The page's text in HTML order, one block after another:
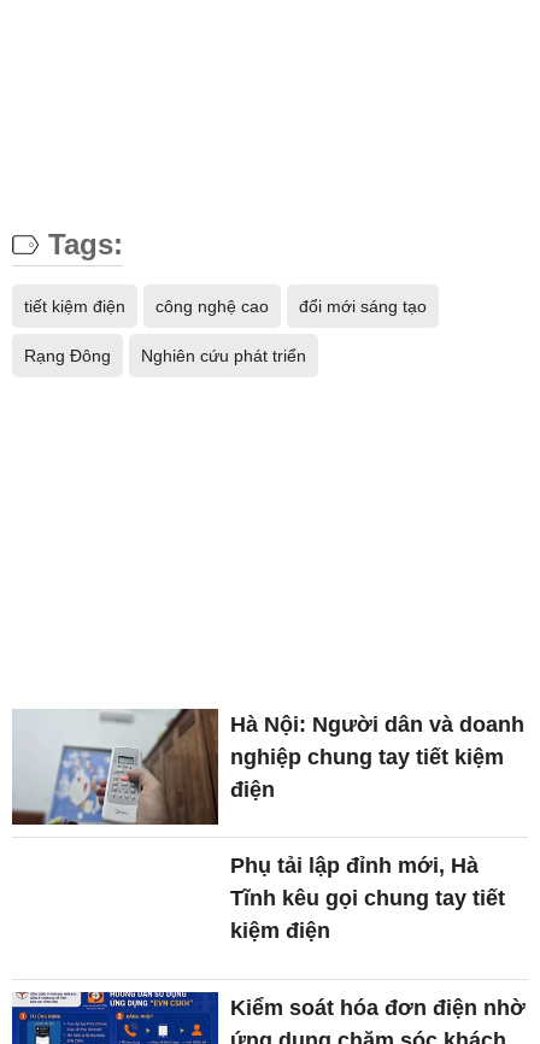
Tags:
tiết kiệm điện công nghệ cao đổi mới sáng tạo
Rạng Đông Nghiên cứu phát triển
Hà Nội: Người dân và doanh
nghiệp chung tay tiết kiệm
điện
Phụ tải lập đỉnh mới, Hà
Tĩnh kêu gọi chung tay tiết
kiệm điện
Kiểm soát hóa đơn điện nhờ